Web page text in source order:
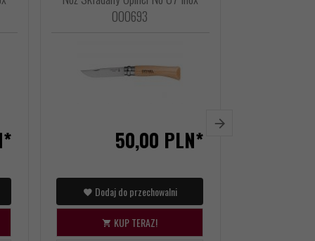
000693
50,00 PLN*
Dodaj do przechowalni
KUP TERAZ!